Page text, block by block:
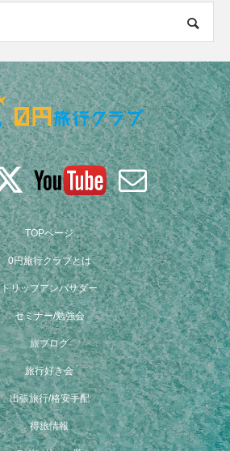
TOPページ
0円旅行クラブとは
トリップアンバサダー
セミナー/勉強会
旅ブログ
旅行好き会
出張旅行/格安手配
得旅情報